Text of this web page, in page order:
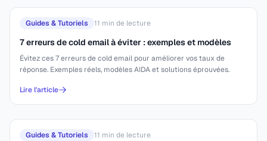
Guides & Tutoriels 11 min de lecture
7 erreurs de cold email à éviter : exemples et modèles
Évitez ces 7 erreurs de cold email pour améliorer vos taux de
réponse. Exemples réels, modèles AIDA et solutions éprouvées.
Lire l'article
Guides & Tutoriels 11 min de lecture